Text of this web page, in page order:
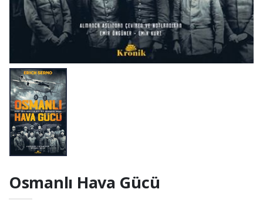
Osmanlı Hava Gücü